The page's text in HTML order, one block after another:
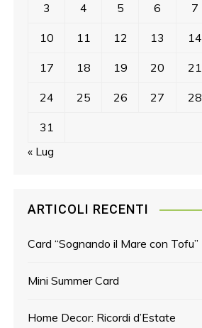
3 4 5 6 7
10 11 12 13 14
17 18 19 20 21
24 25 26 27 28
31
« Lug
ARTICOLI RECENTI
Card “Sognando il Mare con Tofu”
Mini Summer Card
Home Decor: Ricordi d’Estate